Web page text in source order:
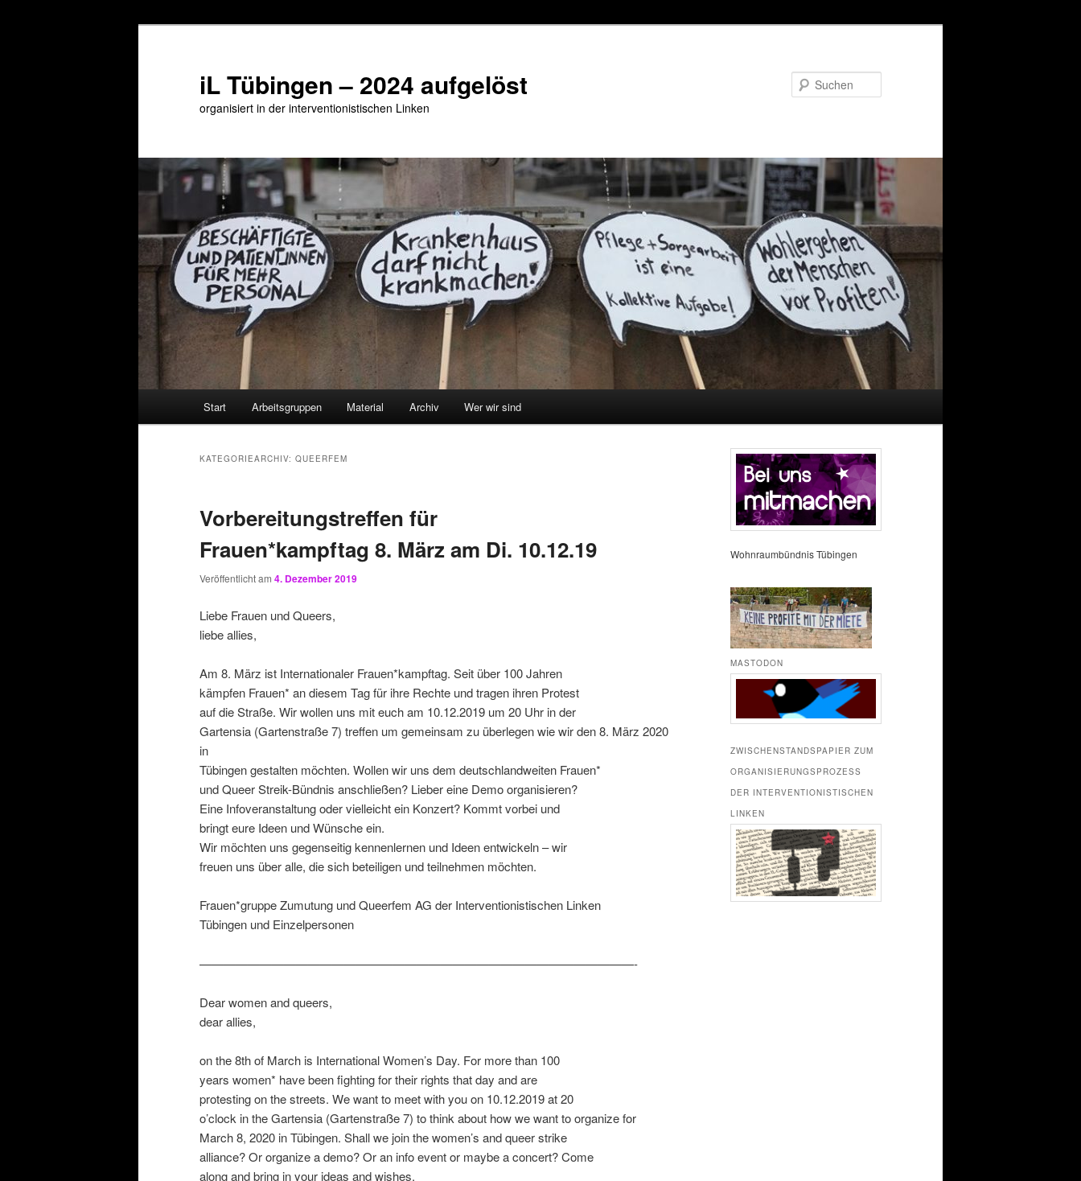
iL Tübingen – 2024 aufgelöst
organisiert in der interventionistischen Linken
Start Arbeitsgruppen Material Archiv Wer wir sind
KATEGORIEARCHIV: QUEERFEM
Vorbereitungstreffen für
Frauen*kampftag 8. März am Di. 10.12.19
Veröffentlicht am 4. Dezember 2019
Liebe Frauen und Queers,
liebe allies,
Am 8. März ist Internationaler Frauen*kampftag. Seit über 100 Jahren
kämpfen Frauen* an diesem Tag für ihre Rechte und tragen ihren Protest
auf die Straße. Wir wollen uns mit euch am 10.12.2019 um 20 Uhr in der
Gartensia (Gartenstraße 7) treffen um gemeinsam zu überlegen wie wir den 8. März 2020
in
Tübingen gestalten möchten. Wollen wir uns dem deutschlandweiten Frauen*
und Queer Streik-Bündnis anschließen? Lieber eine Demo organisieren?
Eine Infoveranstaltung oder vielleicht ein Konzert? Kommt vorbei und
bringt eure Ideen und Wünsche ein.
Wir möchten uns gegenseitig kennenlernen und Ideen entwickeln – wir
freuen uns über alle, die sich beteiligen und teilnehmen möchten.
Frauen*gruppe Zumutung und Queerfem AG der Interventionistischen Linken
Tübingen und Einzelpersonen
————————————————————————————————————-
Dear women and queers,
dear allies,
on the 8th of March is International Women’s Day. For more than 100
years women* have been fighting for their rights that day and are
protesting on the streets. We want to meet with you on 10.12.2019 at 20
o’clock in the Gartensia (Gartenstraße 7) to think about how we want to organize for
March 8, 2020 in Tübingen. Shall we join the women’s and queer strike
alliance? Or organize a demo? Or an info event or maybe a concert? Come
along and bring in your ideas and wishes.
Wohnraumbündnis Tübingen
MASTODON
ZWISCHENSTANDSPAPIER ZUM
ORGANISIERUNGSPROZESS
DER INTERVENTIONISTISCHEN
LINKEN